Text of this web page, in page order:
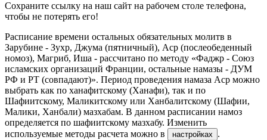
Сохраните ссылку на наш сайт на рабочем столе телефона,
чтобы не потерять его!
Расписание времени остальных обязательных молитв в
Зарубине - Зухр, Джума (пятничный), Аср (послеобеденный
номоз), Магриб, Иша - рассчитано по методу «Фаджр - Союз
исламских организаций Франции, остальные намазы - ДУМ
РФ и РТ (совпадают)». Период проведения намаза Аср можно
выбрать как по ханафитскому (Ханафи), так и по
Шафиитскому, Маликитскому или Ханбалитскому (Шафии,
Малики, Ханбали) мазхабам. В данном расписании намоз
определяется по шафиитскому мазхабу. Изменить
используемые методы расчета можно в
настройках .